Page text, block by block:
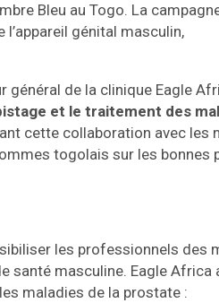
Bleu au Togo. La
génital masculin,
général de la clinique Eagle
et le traitement des
cette collaboration avec les
togolais sur les bonnes
les professionnels des
santé masculine. Eagle Africa
maladies de la prostate :